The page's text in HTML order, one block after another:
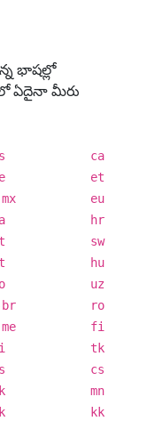
భాషల్లో
ఏదైనా మీరు
ca
et
eu
hr
sw
hu
uz
ro
fi
tk
cs
mn
kk